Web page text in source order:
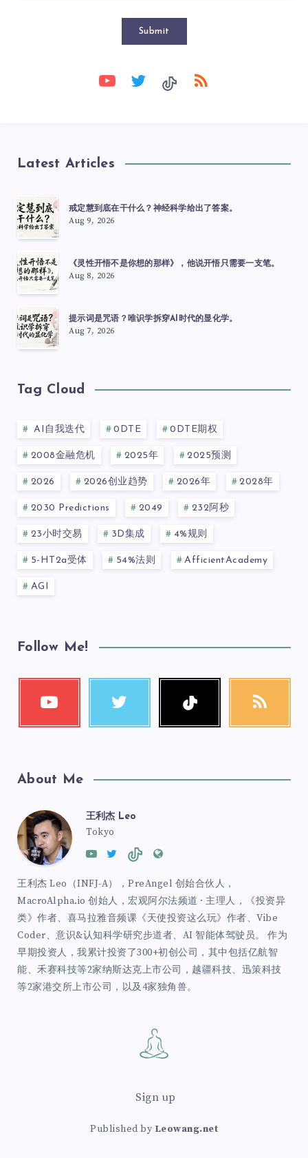
Submit
Latest Articles
戒定慧到底在干什么？神经科学给出了答案。
Aug 9, 2026
《灵性开悟不是你想的那样》，他说开悟只需要一支笔。
Aug 8, 2026
提示词是咒语？唯识学拆穿AI时代的显化学。
Aug 7, 2026
Tag Cloud
AI自我迭代 0DTE 0DTE期权
2008金融危机 2025年 2025预测
2026 2026创业趋势 2026年 2028年
2030 Predictions 2049 232阿秒
23小时交易 3D集成 4%规则
5-HT2a受体 54%法则 AfficientAcademy
AGI
Follow Me!
About Me
王利杰 Leo
Tokyo
王利杰 Leo（INFJ-A），PreAngel 创始合伙人，
MacroAlpha.io 创始人，宏观阿尔法频道 · 主理人，《投资异
类》作者、喜马拉雅音频课《天使投资这么玩》作者、Vibe
Coder、意识&认知科学研究步道者、AI 智能体驾驶员。 作为
早期投资人，我累计投资了300+初创公司，其中包括亿航智
能、禾赛科技等2家纳斯达克上市公司，越疆科技、迅策科技
等2家港交所上市公司，以及4家独角兽。
Sign up
Published by Leowang.net